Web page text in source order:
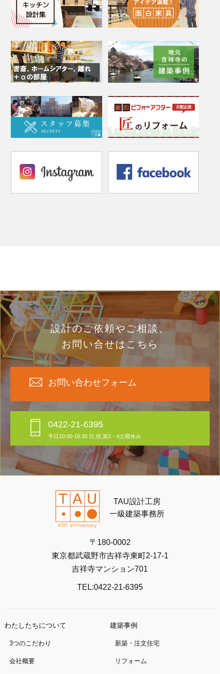
設計のご依頼やご相談、
お問い合せはこちら
お問い合わせフォーム
0422-21-6395
平日10:00-18:30 日,祝,第2・4土曜休み
TAU設計工房
一級建築事務所
〒180-0002
東京都武蔵野市吉祥寺東町2-17-1
吉祥寺マンション701
TEL:0422-21-6395
わたしたちについて
3つのこだわり
会社概要
建築事例
新築・注文住宅
リフォーム